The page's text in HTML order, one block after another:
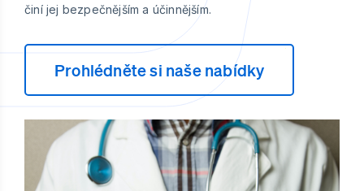
činí jej bezpečnějším a účinnějším.
Prohlédněte si naše nabídky